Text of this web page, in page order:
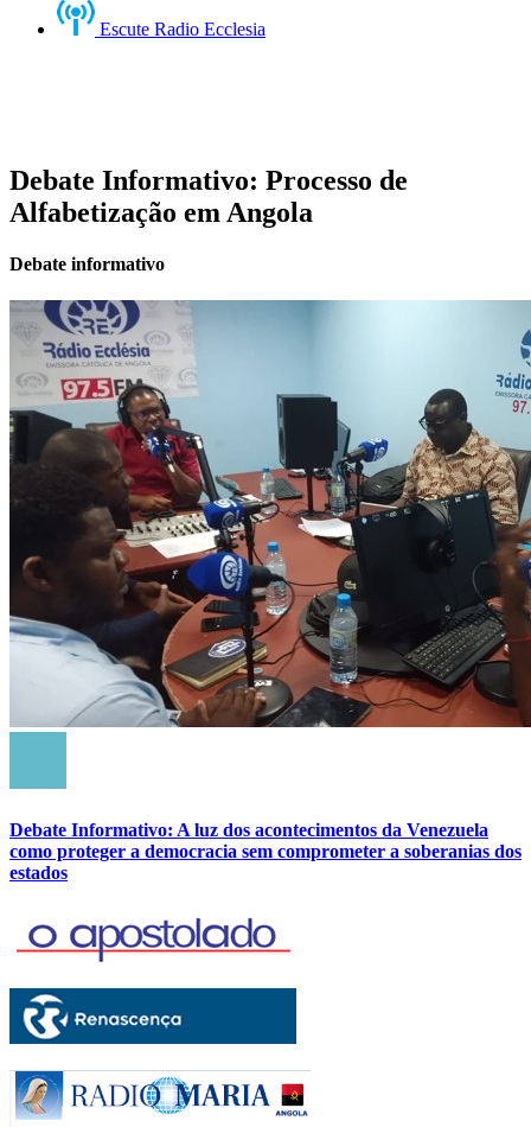
Escute Radio Ecclesia
Debate Informativo: Processo de
Alfabetização em Angola
Debate informativo
Debate Informativo: A luz dos acontecimentos da Venezuela
como proteger a democracia sem comprometer a soberanias dos
estados